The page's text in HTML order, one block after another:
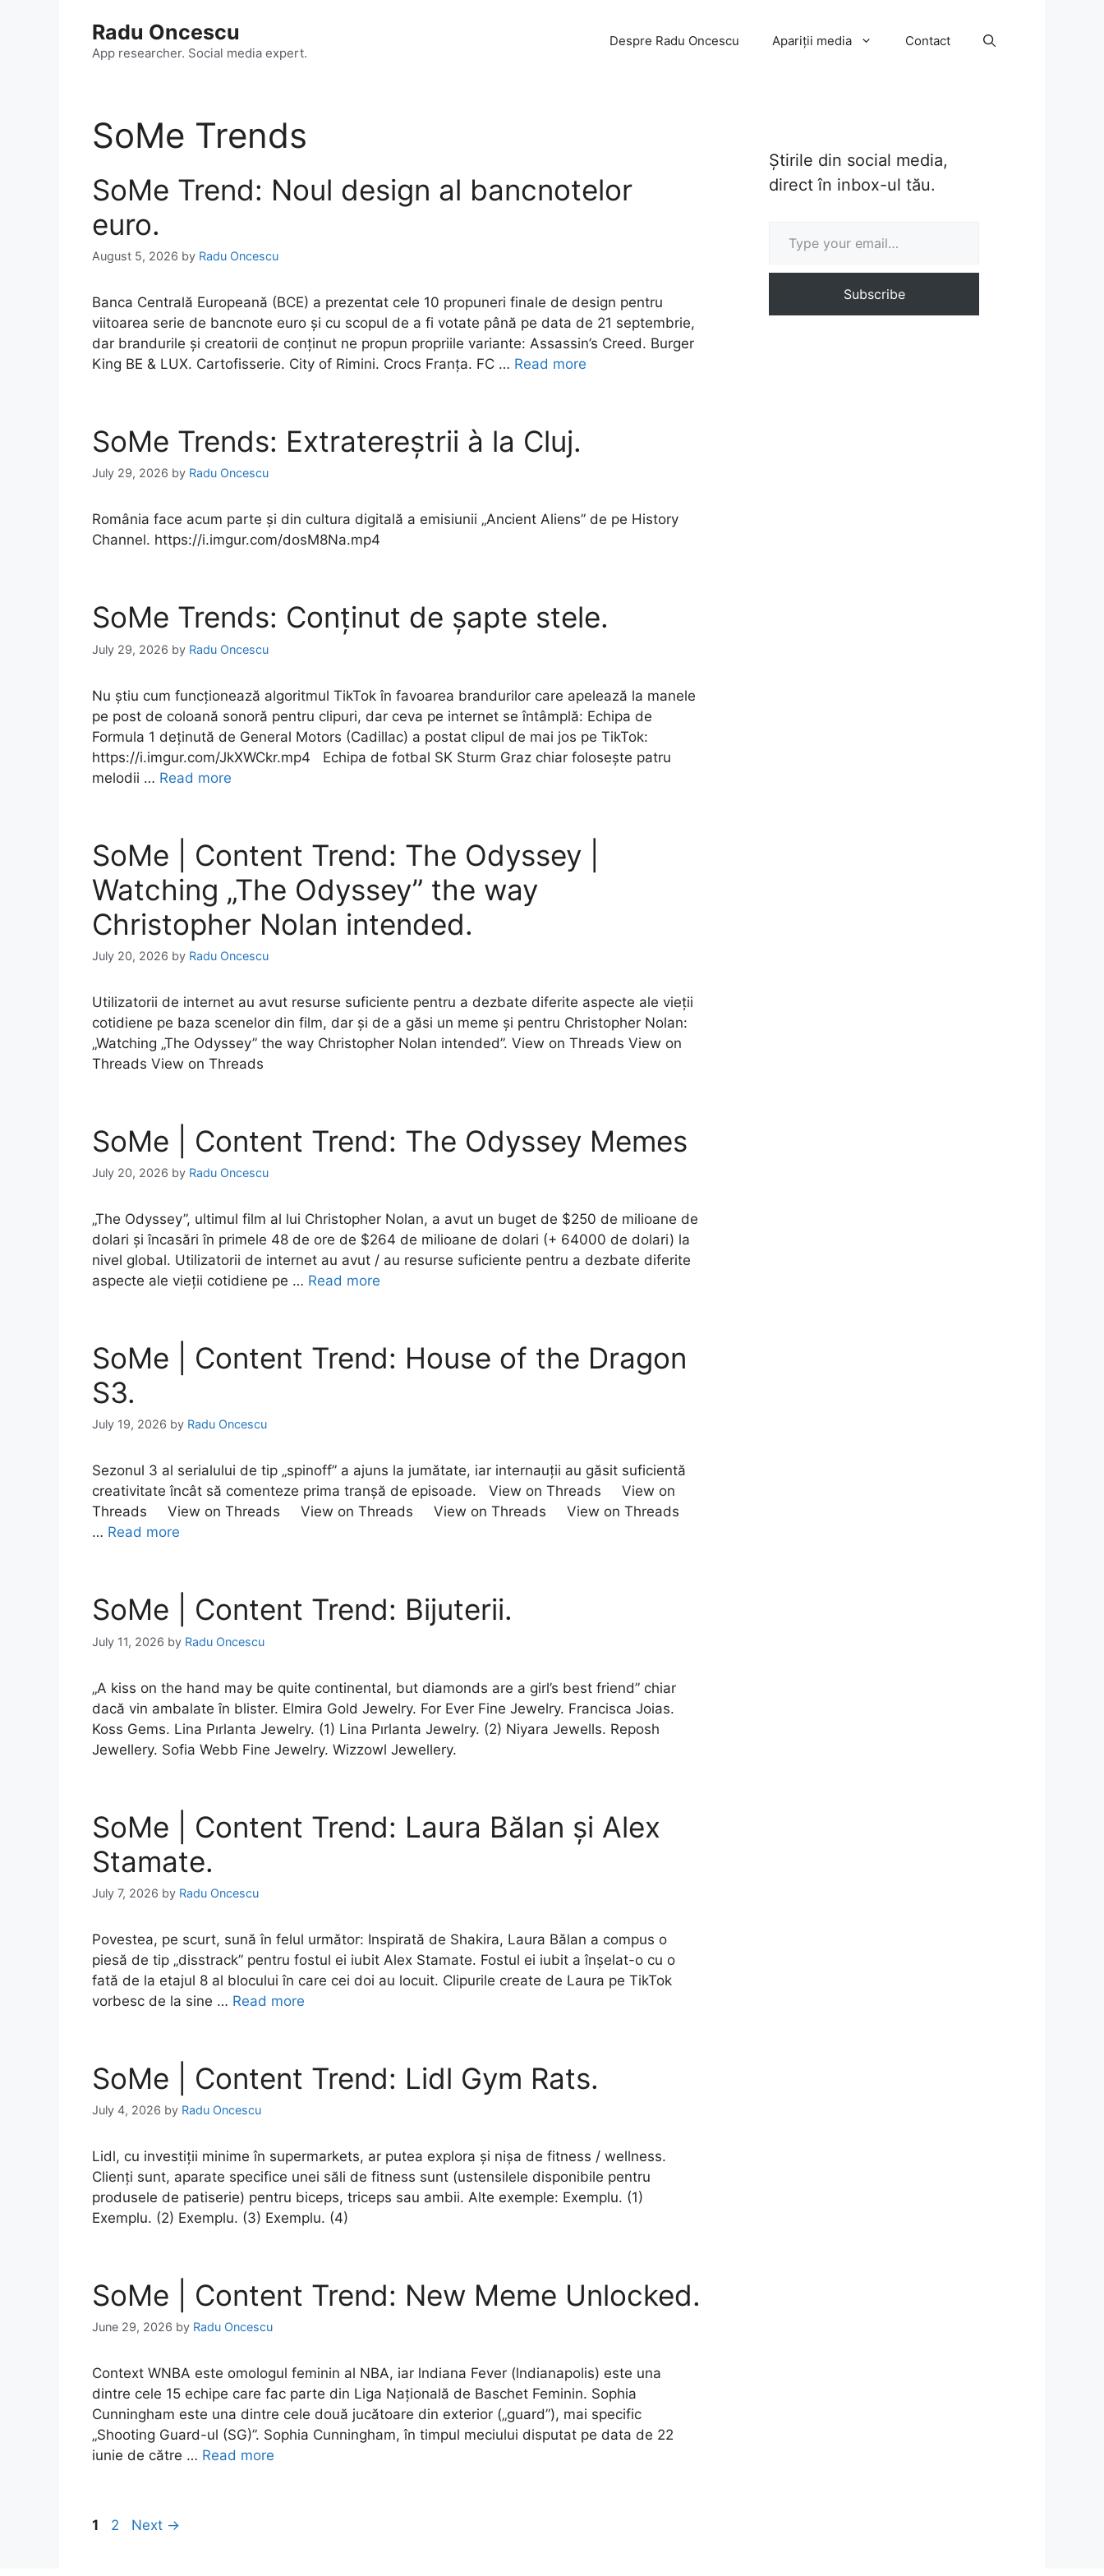
Radu Oncescu
App researcher. Social media expert.
Despre Radu Oncescu Apariții media Contact
SoMe Trends
SoMe Trend: Noul design al bancnotelor
euro.
August 5, 2026 by Radu Oncescu
Banca Centrală Europeană (BCE) a prezentat cele 10 propuneri finale de design pentru
viitoarea serie de bancnote euro și cu scopul de a fi votate până pe data de 21 septembrie,
dar brandurile și creatorii de conținut ne propun propriile variante: Assassin’s Creed. Burger
King BE & LUX. Cartofisserie. City of Rimini. Crocs Franța. FC … Read more
SoMe Trends: Extratereștrii à la Cluj.
July 29, 2026 by Radu Oncescu
România face acum parte și din cultura digitală a emisiunii „Ancient Aliens” de pe History
Channel. https://i.imgur.com/dosM8Na.mp4
SoMe Trends: Conținut de șapte stele.
July 29, 2026 by Radu Oncescu
Nu știu cum funcționează algoritmul TikTok în favoarea brandurilor care apelează la manele
pe post de coloană sonoră pentru clipuri, dar ceva pe internet se întâmplă: Echipa de
Formula 1 deținută de General Motors (Cadillac) a postat clipul de mai jos pe TikTok:
https://i.imgur.com/JkXWCkr.mp4 Echipa de fotbal SK Sturm Graz chiar folosește patru
melodii … Read more
SoMe | Content Trend: The Odyssey |
Watching „The Odyssey” the way
Christopher Nolan intended.
July 20, 2026 by Radu Oncescu
Utilizatorii de internet au avut resurse suficiente pentru a dezbate diferite aspecte ale vieții
cotidiene pe baza scenelor din film, dar și de a găsi un meme și pentru Christopher Nolan:
„Watching „The Odyssey” the way Christopher Nolan intended”. View on Threads View on
Threads View on Threads
SoMe | Content Trend: The Odyssey Memes
July 20, 2026 by Radu Oncescu
„The Odyssey”, ultimul film al lui Christopher Nolan, a avut un buget de $250 de milioane de
dolari și încasări în primele 48 de ore de $264 de milioane de dolari (+ 64000 de dolari) la
nivel global. Utilizatorii de internet au avut / au resurse suficiente pentru a dezbate diferite
aspecte ale vieții cotidiene pe … Read more
SoMe | Content Trend: House of the Dragon
S3.
July 19, 2026 by Radu Oncescu
Sezonul 3 al serialului de tip „spinoff” a ajuns la jumătate, iar internauții au găsit suficientă
creativitate încât să comenteze prima tranșă de episoade. View on Threads View on
Threads View on Threads View on Threads View on Threads View on Threads
… Read more
SoMe | Content Trend: Bijuterii.
July 11, 2026 by Radu Oncescu
„A kiss on the hand may be quite continental, but diamonds are a girl’s best friend” chiar
dacă vin ambalate în blister. Elmira Gold Jewelry. For Ever Fine Jewelry. Francisca Joias.
Koss Gems. Lina Pırlanta Jewelry. (1) Lina Pırlanta Jewelry. (2) Niyara Jewells. Reposh
Jewellery. Sofia Webb Fine Jewelry. Wizzowl Jewellery.
SoMe | Content Trend: Laura Bălan și Alex
Stamate.
July 7, 2026 by Radu Oncescu
Povestea, pe scurt, sună în felul următor: Inspirată de Shakira, Laura Bălan a compus o
piesă de tip „disstrack” pentru fostul ei iubit Alex Stamate. Fostul ei iubit a înșelat-o cu o
fată de la etajul 8 al blocului în care cei doi au locuit. Clipurile create de Laura pe TikTok
vorbesc de la sine … Read more
SoMe | Content Trend: Lidl Gym Rats.
July 4, 2026 by Radu Oncescu
Lidl, cu investiții minime în supermarkets, ar putea explora și nișa de fitness / wellness.
Clienți sunt, aparate specifice unei săli de fitness sunt (ustensilele disponibile pentru
produsele de patiserie) pentru biceps, triceps sau ambii. Alte exemple: Exemplu. (1)
Exemplu. (2) Exemplu. (3) Exemplu. (4)
SoMe | Content Trend: New Meme Unlocked.
June 29, 2026 by Radu Oncescu
Context WNBA este omologul feminin al NBA, iar lndiana Fever (lndianapolis) este una
dintre cele 15 echipe care fac parte din Liga Națională de Baschet Feminin. Sophia
Cunningham este una dintre cele două jucătoare din exterior („guard”), mai specific
„Shooting Guard-ul (SG)”. Sophia Cunningham, în timpul meciului disputat pe data de 22
iunie de către … Read more
Page
1 Page
2 Next →
Știrile din social media,
direct în inbox-ul tău.
Subscribe